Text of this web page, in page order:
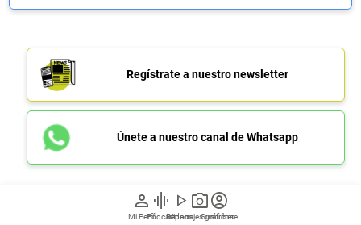
person
Mi Perfil
graphic_eq
Pódcast
play_arrow
Videos
photo_camera
Reportajes gráficos
account_circle
Suscríbete
Regístrate a nuestro newsletter
Únete a nuestro canal de Whatsapp